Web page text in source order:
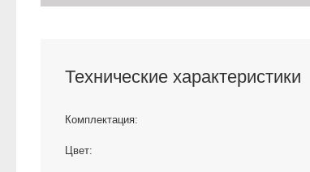
Технические характеристики
Комплектация:
Цвет: